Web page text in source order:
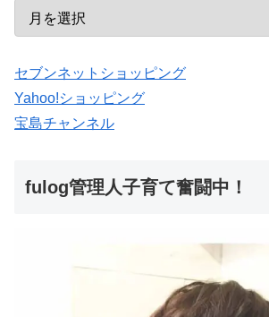
セブンネットショッピング
Yahoo!ショッピング
宝島チャンネル
fulog管理人子育て奮闘中！